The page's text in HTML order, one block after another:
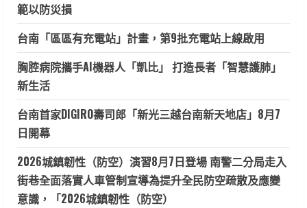
範以防災損
台南「區區有充電站」計畫，第9批充電站上線啟用
胸腔病院攜手AI機器人「凱比」 打造長者「智慧護肺」
新生活
台南首家DIGIRO壽司郎「新光三越台南新天地店」8月7
日開幕
2026城鎮韌性（防空）演習8月7日登場 南警二分局走入
街巷全面落實人車管制宣導為提升全民防空疏散及應變
意識，「2026城鎮韌性（防空）